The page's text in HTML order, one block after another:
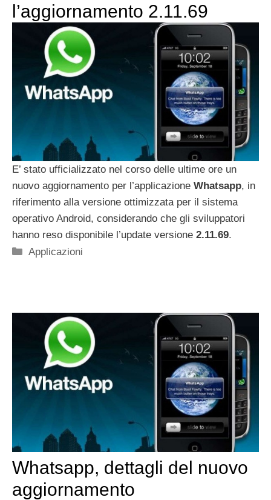
l’aggiornamento 2.11.69
E’ stato ufficializzato nel corso delle ultime ore un
nuovo aggiornamento per l’applicazione Whatsapp, in
riferimento alla versione ottimizzata per il sistema
operativo Android, considerando che gli sviluppatori
hanno reso disponibile l’update versione 2.11.69.
Categorie
Applicazioni
Whatsapp, dettagli del nuovo
aggiornamento